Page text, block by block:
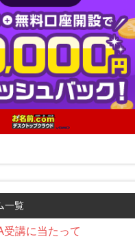
一覧
受講に当たって